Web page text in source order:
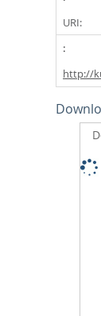
URI:
http://